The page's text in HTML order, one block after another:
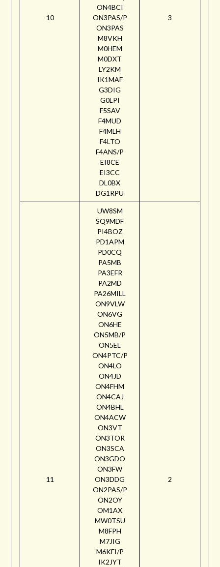
10
ON4BCI
ON3PAS/P
ON3PAS
M8VKH
M0HEM
M0DXT
LY2KM
IK1MAF
G3DIG
G0LPI
F5SAV
F4MUD
F4MLH
F4LTO
F4ANS/P
EI8CE
EI3CC
DL0BX
DG1RPU
3
11
UW8SM
SQ9MDF
PI4BOZ
PD1APM
PD0CQ
PA5MB
PA3EFR
PA2MD
PA26MILL
ON9VLW
ON6VG
ON6HE
ON5MB/P
ON5EL
ON4PTC/P
ON4LO
ON4JD
ON4FHM
ON4CAJ
ON4BHL
ON4ACW
ON3VT
ON3TOR
ON3SCA
ON3GDO
ON3FW
ON3DDG
ON2PAS/P
ON2OY
OM1AX
MW0TSU
M8FPH
M7JIG
M6KFI/P
IK2JYT
2